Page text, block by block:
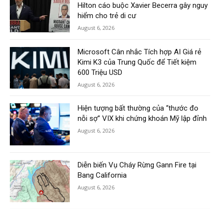
Hilton cáo buộc Xavier Becerra gây nguy
hiểm cho trẻ di cư
August 6, 2026
Microsoft Cân nhắc Tích hợp AI Giá rẻ
Kimi K3 của Trung Quốc để Tiết kiệm
600 Triệu USD
August 6, 2026
Hiện tượng bất thường của “thước đo
nỗi sợ” VIX khi chứng khoán Mỹ lập đỉnh
August 6, 2026
Diễn biến Vụ Cháy Rừng Gann Fire tại
Bang California
August 6, 2026